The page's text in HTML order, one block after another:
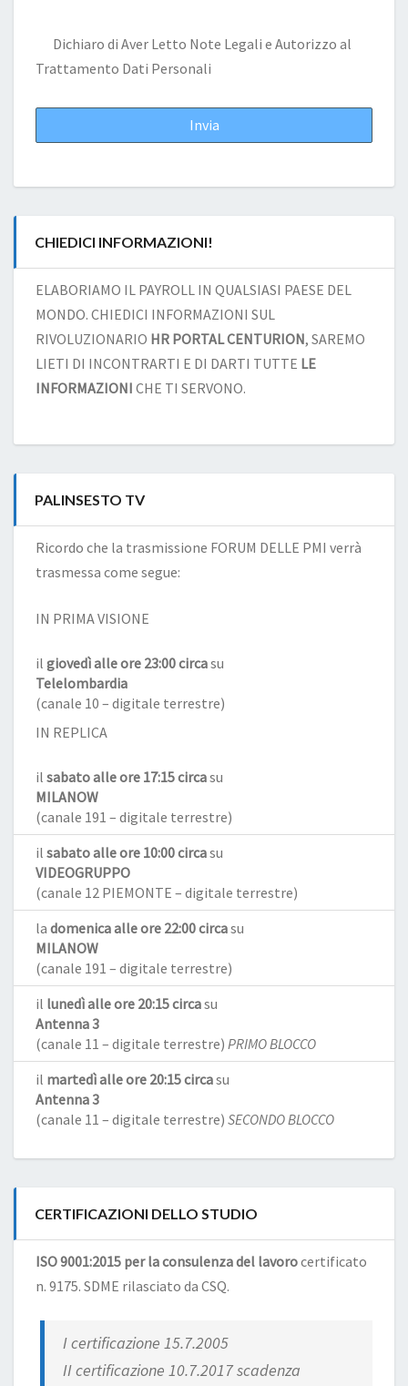
Dichiaro di Aver Letto Note Legali e Autorizzo al
Trattamento Dati Personali
CHIEDICI INFORMAZIONI!
ELABORIAMO IL PAYROLL IN QUALSIASI PAESE DEL
MONDO. CHIEDICI INFORMAZIONI SUL
RIVOLUZIONARIO HR PORTAL CENTURION, SAREMO
LIETI DI INCONTRARTI E DI DARTI TUTTE LE
INFORMAZIONI CHE TI SERVONO.
PALINSESTO TV
Ricordo che la trasmissione FORUM DELLE PMI verrà
trasmessa come segue:
IN PRIMA VISIONE
il giovedì alle ore 23:00 circasu
Telelombardia
(canale 10 – digitale terrestre)
IN REPLICA
il sabato alle ore 17:15 circasu
MILANOW
(canale 191 – digitale terrestre)
il sabato alle ore 10:00 circasu
VIDEOGRUPPO
(canale 12 PIEMONTE – digitale terrestre)
la domenica alle ore 22:00 circasu
MILANOW
(canale 191 – digitale terrestre)
il lunedì alle ore 20:15 circasu
Antenna 3
(canale 11 – digitale terrestre) PRIMO BLOCCO
il martedì alle ore 20:15 circasu
Antenna 3
(canale 11 – digitale terrestre) SECONDO BLOCCO
CERTIFICAZIONI DELLO STUDIO
ISO 9001:2015 per la consulenza del lavorocertificato
n. 9175. SDME rilasciato da CSQ.
I certificazione 15.7.2005
II certificazione 10.7.2017 scadenza